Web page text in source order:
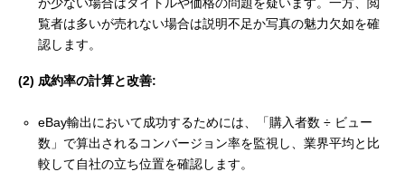
覧者は多いが売れない場合は説明不足か写真の魅力欠如を確
認します。
(2) 成約率の計算と改善:
eBay輸出において成功するためには、「購入者数 ÷ ビュー
数」で算出されるコンバージョン率を監視し、業界平均と比
較して自社の立ち位置を確認します。